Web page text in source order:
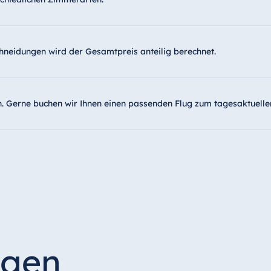
wird der Gesamtpreis anteilig berechnet.
buchen wir Ihnen einen passenden Flug zum